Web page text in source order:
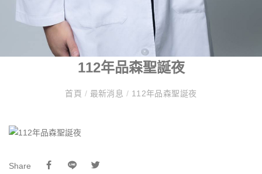
112年品森聖誕夜
首頁 / 最新消息 / 112年品森聖誕夜
Share